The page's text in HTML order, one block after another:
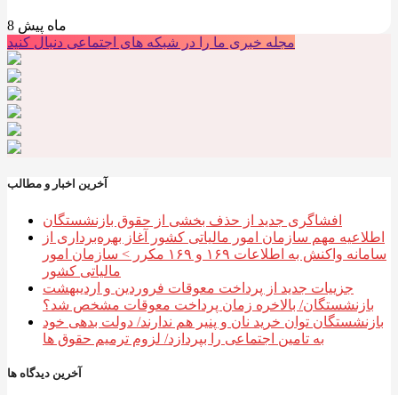
8 ماه پیش
مجله خبری ما را در شبکه های اجتماعی دنبال کنید
آخرین اخبار و مطالب
افشاگری جدید از حذف بخشی از حقوق بازنشستگان
اطلاعیه مهم سازمان امور مالیاتی کشور آغاز بهره‌برداری از
سامانه واکنش به اطلاعات ۱۶۹ و ۱۶۹ مکرر > سازمان امور
مالیاتی کشور
جزییات جدید از پرداخت معوقات فروردین و اردیبهشت
بازنشستگان/ بالاخره زمان پرداخت معوقات مشخص شد؟
بازنشستگان توان خرید نان و پنیر هم ندارند/ دولت بدهی خود
به تامین اجتماعی را بپردازد/ لزوم ترمیم حقوق ها
آخرین دیدگاه ها